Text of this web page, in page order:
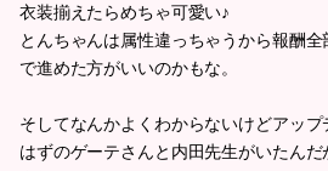
衣装揃えたらめちゃ可愛い♪
とんちゃんは属性違っちゃうから報酬
で進めた方がいいのかもな。
そしてなんかよくわからないけどアッ
はずのゲーテさんと内田先生がいたん